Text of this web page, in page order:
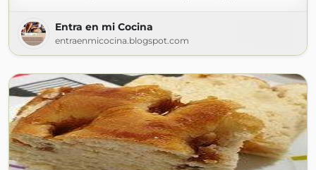
Entra en mi Cocina
entraenmicocina.blogspot.com